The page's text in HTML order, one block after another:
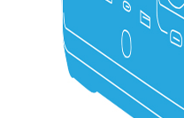
Театральна
м. Київ, вул. Хрещатик 44-A
Оболонь
м. Київ, ТЦ LAKE PLAZA, вул. Героїв